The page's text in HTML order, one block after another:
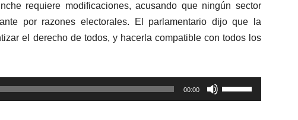
flecha
arriba/abajo
para
disminuir
el
requiere modificaciones, acusando que ningún sector
por razones electorales. El parlamentario dijo que la
el derecho de todos, y hacerla compatible con todos los
00:00
las